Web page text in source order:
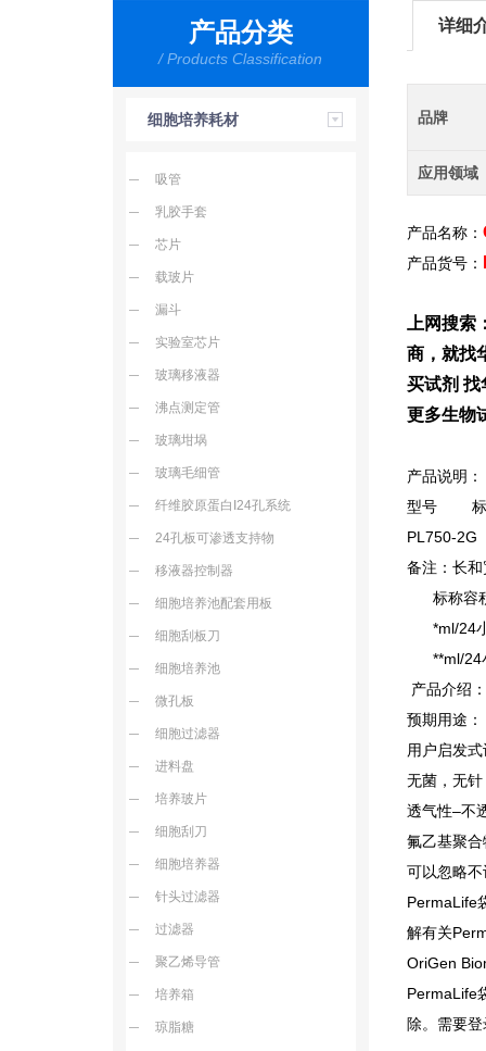
产品分类
/ Products Classification
细胞培养耗材
吸管
乳胶手套
芯片
载玻片
漏斗
实验室芯片
玻璃移液器
沸点测定管
玻璃坩埚
玻璃毛细管
纤维胶原蛋白I24孔系统
24孔板可渗透支持物
移液器控制器
细胞培养池配套用板
细胞刮板刀
细胞培养池
微孔板
细胞过滤器
进料盘
培养玻片
细胞刮刀
细胞培养器
针头过滤器
过滤器
聚乙烯导管
培养箱
琼脂糖
详细
品牌
应用领域
产品名称：
产品货号：
上网搜索
商，就找
买试剂 找
更多生物
产品说明：
型号 标准
PL750-
备注：长
标称容
*ml/24
**ml/24
产品介绍
预期用途
用户启发
无菌，无
透气性–不
氟乙基聚
可以忽略
PermaLife
解有关
OriGen
PermaLife
除。需要